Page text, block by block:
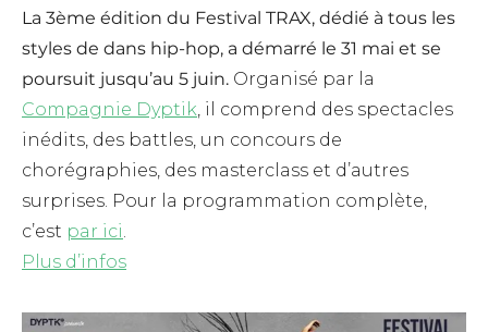
La 3ème édition du Festival TRAX, dédié à tous les
styles de dans hip-hop, a démarré le 31 mai et se
poursuit jusqu’au 5 juin. Organisé par la
Compagnie Dyptik, il comprend des spectacles
inédits, des battles, un concours de
chorégraphies, des masterclass et d’autres
surprises. Pour la programmation complète,
c’est par ici.
Plus d’infos